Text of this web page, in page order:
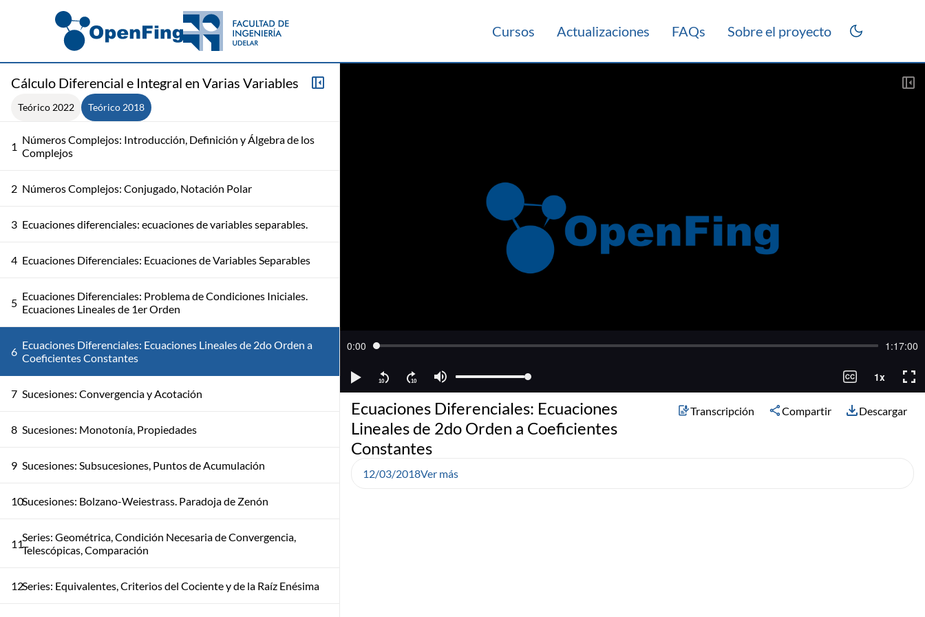
Cursos Actualizaciones FAQs Sobre el proyecto
Cálculo Diferencial e Integral en Varias Variables
Teórico 2022 Teórico 2018
1 Números Complejos: Introducción, Definición y Álgebra de los
Complejos
2 Números Complejos: Conjugado, Notación Polar
3 Ecuaciones diferenciales: ecuaciones de variables separables.
4 Ecuaciones Diferenciales: Ecuaciones de Variables Separables
5 Ecuaciones Diferenciales: Problema de Condiciones Iniciales.
Ecuaciones Lineales de 1er Orden
6 Ecuaciones Diferenciales: Ecuaciones Lineales de 2do Orden a
Coeficientes Constantes
7 Sucesiones: Convergencia y Acotación
8 Sucesiones: Monotonía, Propiedades
9 Sucesiones: Subsucesiones, Puntos de Acumulación
10Sucesiones: Bolzano-Weiestrass. Paradoja de Zenón
11Series: Geométrica, Condición Necesaria de Convergencia,
Telescópicas, Comparación
12Series: Equivalentes, Criterios del Cociente y de la Raíz Enésima
Ecuaciones Diferenciales: Ecuaciones
Lineales de 2do Orden a Coeficientes
Constantes
Transcripción Compartir Descargar
12/03/2018Ver más